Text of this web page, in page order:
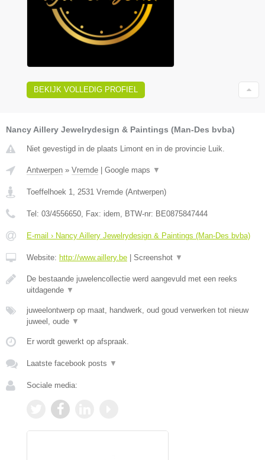
BEKIJK VOLLEDIG PROFIEL
Nancy Aillery Jewelrydesign & Paintings (Man-Des bvba)
Niet gevestigd in de plaats Limont en in de provincie Luik.
Antwerpen » Vremde | Google maps ▼
Toeffelhoek 1 2531 Vremde (Antwerpen)
Tel: 03/4556650 , Fax: idem , BTW-nr: BE0875847444
E-mail › Nancy Aillery Jewelrydesign & Paintings (Man-Des bvba)
Website: http://www.aillery.be | Screenshot ▼
De bestaande juwelencollectie werd aangevuld met een reeks
uitdagende ▼
juweelontwerp op maat, handwerk, oud goud verwerken tot nieuw
juweel, oude ▼
Er wordt gewerkt op afspraak.
Laatste facebook posts ▼
Sociale media: